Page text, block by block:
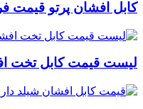
کابل افشان پرتو قیمت
لیست قیمت کابل تخت